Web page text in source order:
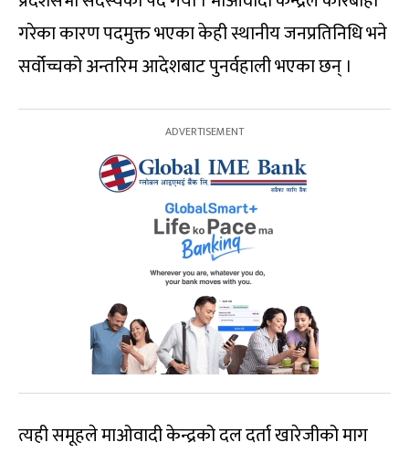
गरेका कारण पदमुक्त भएका केही स्थानीय जनप्रतिनिधि भने
सर्वोच्चको अन्तरिम आदेशबाट पुनर्वहाली भएका छन् ।
त्यही समूहले माओवादी केन्द्रको दल दर्ता खारेजीको माग